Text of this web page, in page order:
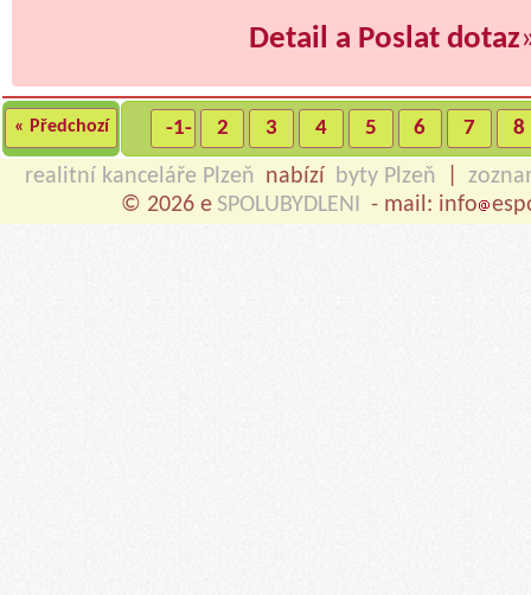
Detail a Poslat dotaz
« Předchozí -1- 2 3 4 5 6 7 8
realitní kanceláře Plzeň nabízí byty Plzeň
© 2026 e SPOLUBYDLENI - mail: info